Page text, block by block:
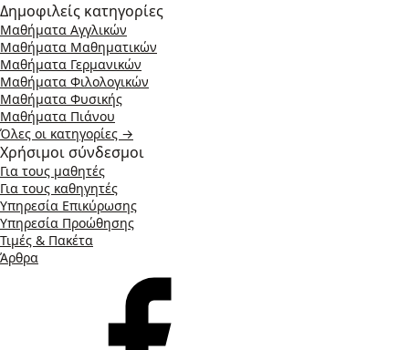
Δημοφιλείς κατηγορίες
Μαθήματα Αγγλικών
Μαθήματα Μαθηματικών
Μαθήματα Γερμανικών
Μαθήματα Φιλολογικών
Μαθήματα Φυσικής
Μαθήματα Πιάνου
Όλες οι κατηγορίες →
Χρήσιμοι σύνδεσμοι
Για τους μαθητές
Για τους καθηγητές
Υπηρεσία Επικύρωσης
Υπηρεσία Προώθησης
Τιμές & Πακέτα
Άρθρα